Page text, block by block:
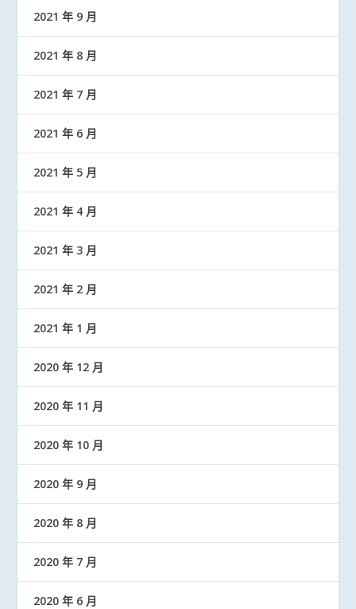
2021 年 9 月
2021 年 8 月
2021 年 7 月
2021 年 6 月
2021 年 5 月
2021 年 4 月
2021 年 3 月
2021 年 2 月
2021 年 1 月
2020 年 12 月
2020 年 11 月
2020 年 10 月
2020 年 9 月
2020 年 8 月
2020 年 7 月
2020 年 6 月